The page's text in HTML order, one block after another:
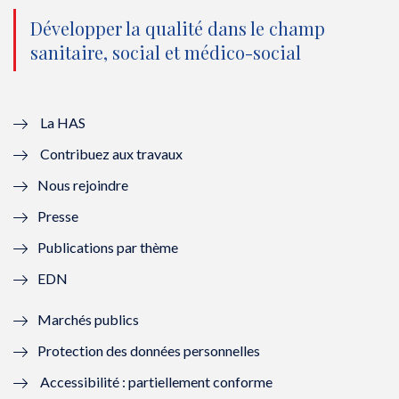
o
u
l
l
f
n
ê
n
o
e
e
n
o
u
ê
n
o
Développer la qualité dans le champ
sanitaire, social et médico-social
La HAS
Contribuez aux travaux
Nous rejoindre
Presse
Publications par thème
EDN
Marchés publics
Protection des données personnelles
Accessibilité : partiellement conforme